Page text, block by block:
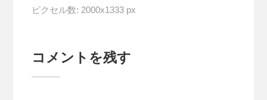
ピクセル数: 2000x1333 px
コメントを残す